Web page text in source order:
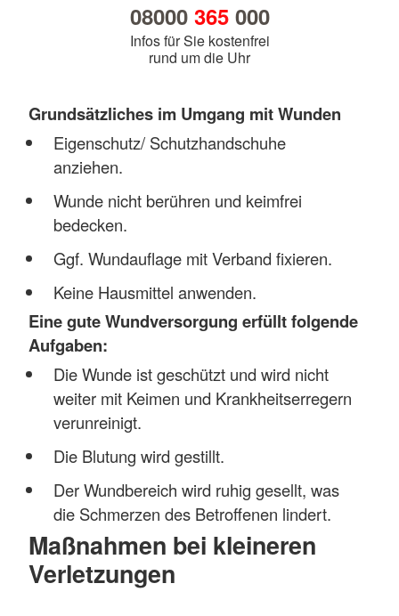
08000 365000
Infos für Sie kostenfrei
rund um die Uhr
Grundsätzliches im Umgang mit Wunden
Eigenschutz/ Schutzhandschuhe
anziehen.
Wunde nicht berühren und keimfrei
bedecken.
Ggf. Wundauflage mit Verband fixieren.
Keine Hausmittel anwenden.
Eine gute Wundversorgung erfüllt folgende
Aufgaben:
Die Wunde ist geschützt und wird nicht
weiter mit Keimen und Krankheitserregern
verunreinigt.
Die Blutung wird gestillt.
Der Wundbereich wird ruhig gesellt, was
die Schmerzen des Betroffenen lindert.
Maßnahmen bei kleineren
Verletzungen